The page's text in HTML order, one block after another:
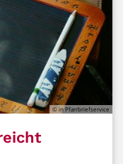
© in Pfarrbriefservice